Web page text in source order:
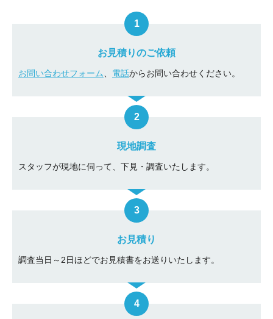
お見積りのご依頼
お問い合わせフォーム 電話からお問い合わせください。
現地調査
スタッフが現地に伺って、下見・調査いたします。
お見積り
調査当日～2日ほどでお見積書をお送りいたします。